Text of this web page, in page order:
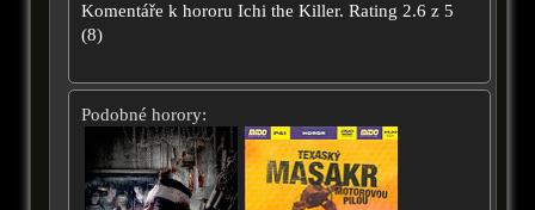
Komentáře k hororu Ichi the Killer. Rating 2.6 z 5
(8)
Podobné horory: